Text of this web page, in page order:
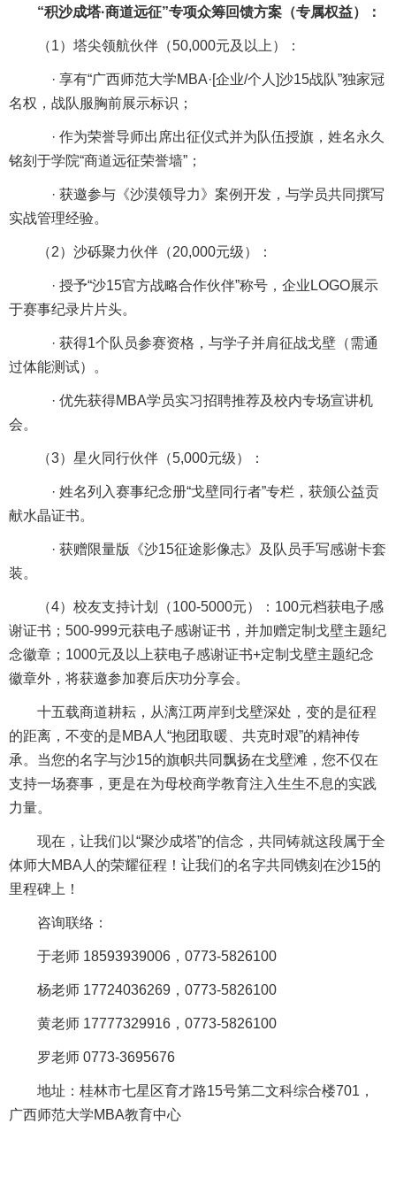
“积沙成塔·商道远征”专项众筹回馈方案（专属权益）：
（1）塔尖领航伙伴（50,000元及以上）：
· 享有“广西师范大学MBA·[企业/个人]沙15战队”独家冠
名权，战队服胸前展示标识；
· 作为荣誉导师出席出征仪式并为队伍授旗，姓名永久
铭刻于学院“商道远征荣誉墙”；
· 获邀参与《沙漠领导力》案例开发，与学员共同撰写
实战管理经验。
（2）沙砾聚力伙伴（20,000元级）：
· 授予“沙15官方战略合作伙伴”称号，企业LOGO展示
于赛事纪录片片头。
· 获得1个队员参赛资格，与学子并肩征战戈壁（需通
过体能测试）。
· 优先获得MBA学员实习招聘推荐及校内专场宣讲机
会。
（3）星火同行伙伴（5,000元级）：
· 姓名列入赛事纪念册“戈壁同行者”专栏，获颁公益贡
献水晶证书。
· 获赠限量版《沙15征途影像志》及队员手写感谢卡套
装。
（4）校友支持计划（100-5000元）：100元档获电子感
谢证书；500-999元获电子感谢证书，并加赠定制戈壁主题纪
念徽章；1000元及以上获电子感谢证书+定制戈壁主题纪念
徽章外，将获邀参加赛后庆功分享会。
十五载商道耕耘，从漓江两岸到戈壁深处，变的是征程
的距离，不变的是MBA人“抱团取暖、共克时艰”的精神传
承。当您的名字与沙15的旗帜共同飘扬在戈壁滩，您不仅在
支持一场赛事，更是在为母校商学教育注入生生不息的实践
力量。
现在，让我们以“聚沙成塔”的信念，共同铸就这段属于全
体师大MBA人的荣耀征程！让我们的名字共同镌刻在沙15的
里程碑上！
咨询联络：
于老师 18593939006，0773-5826100
杨老师 17724036269，0773-5826100
黄老师 17777329916，0773-5826100
罗老师 0773-3695676
地址：桂林市七星区育才路15号第二文科综合楼701，
广西师范大学MBA教育中心